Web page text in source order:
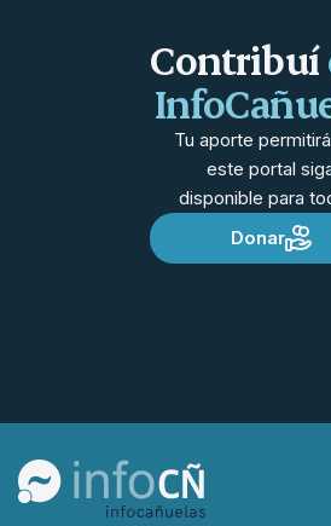
Contribuí
Tu aporte
este portal
disponible para
Donar